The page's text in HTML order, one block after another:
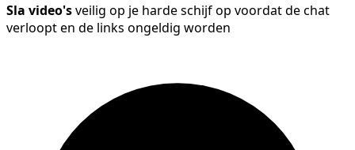
Sla video'sveilig op je harde schijf op voordat de chat
verloopt en de links ongeldig worden